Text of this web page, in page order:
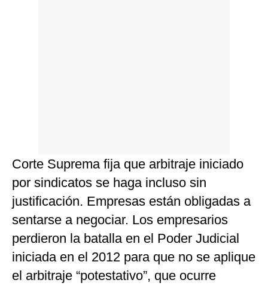
Corte Suprema fija que arbitraje iniciado
por sindicatos se haga incluso sin
justificación. Empresas están obligadas a
sentarse a negociar. Los empresarios
perdieron la batalla en el Poder Judicial
iniciada en el 2012 para que no se aplique
el arbitraje “potestativo”, que ocurre